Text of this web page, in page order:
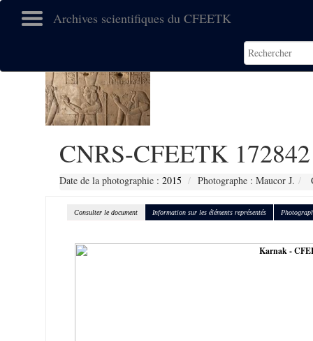
Archives scientifiques du CFEETK
CNRS-CFEETK 172842
Date de la photographie : 2015 Photographe : Maucor J.
Consulter le document Information sur les éléments représentés